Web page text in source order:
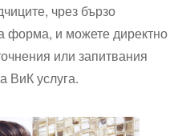
чрез бързо
форма, и можете директно
или запитвания
ВиК услуга.